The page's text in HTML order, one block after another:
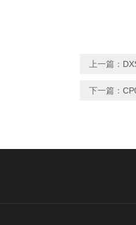
上一篇：
下一篇：